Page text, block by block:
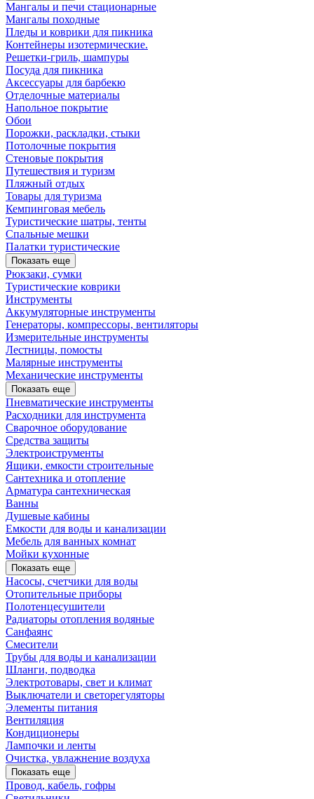
Мангалы и печи стационарные
Мангалы походные
Пледы и коврики для пикника
Контейнеры изотермические.
Решетки-гриль, шампуры
Посуда для пикника
Аксессуары для барбекю
Отделочные материалы
Напольное покрытие
Обои
Порожки, раскладки, стыки
Потолочные покрытия
Стеновые покрытия
Путешествия и туризм
Пляжный отдых
Товары для туризма
Кемпинговая мебель
Туристические шатры, тенты
Спальные мешки
Палатки туристические
Показать еще
Рюкзаки, сумки
Туристические коврики
Инструменты
Аккумуляторные инструменты
Генераторы, компрессоры, вентиляторы
Измерительные инструменты
Лестницы, помосты
Малярные инструменты
Механические инструменты
Показать еще
Пневматические инструменты
Расходники для инструмента
Сварочное оборудование
Средства защиты
Электроиструменты
Ящики, емкости строительные
Сантехника и отопление
Арматура сантехническая
Ванны
Душевые кабины
Емкости для воды и канализации
Мебель для ванных комнат
Мойки кухонные
Показать еще
Насосы, счетчики для воды
Отопительные приборы
Полотенцесушители
Радиаторы отопления водяные
Санфаянс
Смесители
Трубы для воды и канализации
Шланги, подводка
Электротовары, свет и климат
Выключатели и светорегуляторы
Элементы питания
Вентиляция
Кондиционеры
Лампочки и ленты
Очистка, увлажнение воздуха
Показать еще
Провод, кабель, гофры